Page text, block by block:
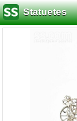
Statuetes